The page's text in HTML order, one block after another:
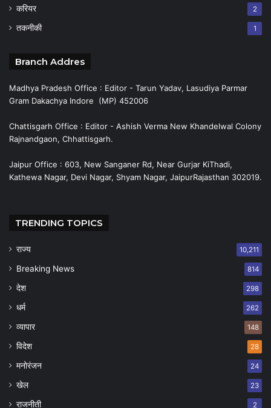
करियर 2
तकनीकी 1
Branch Addres
Madhya Pradesh Office : Editor - Tarun Yadav, Lasudiya Parmar
Gram Dakachya Indore (MP) 452006
Chattisgarh Office : Editor - Ashish Verma New Khandelwal Colony
Rajnandgaon, Chhattisgarh.
Jaipur Office : 603, New Sanganer Rd, Near Gurjar KiThadi,
Kathewa Nagar, Devi Nagar, Shyam Nagar, JaipurRajasthan 302019.
TRENDING TOPICS
राज्य 10,211
Breaking News 814
देश 298
धर्म 262
व्यापार 148
विदेश 28
मनोरंजन 24
खेल 23
राजनीती 2